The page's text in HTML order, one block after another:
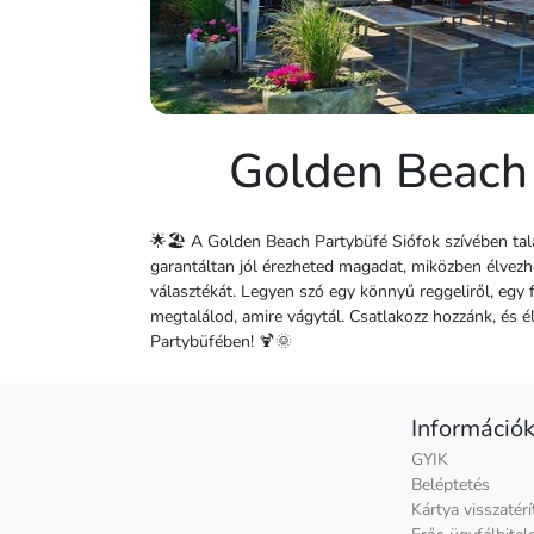
Golden
🌟🏖️ A Golden Beach Partybüfé Siófok szívében
garantáltan jól érezheted magadat, miközben
választékát. Legyen szó egy könnyű reggeliről,
megtalálod, amire vágytál. Csatlakozz hozzánk, és
Partybüfében! 🍹🌞
Információk
GYIK
Beléptetés
Kártya